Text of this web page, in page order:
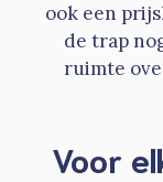
ook een
de trap
ruimte
Voor